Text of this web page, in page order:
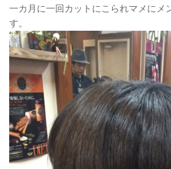
一カ月に一回カットにこられマメにメ
す。